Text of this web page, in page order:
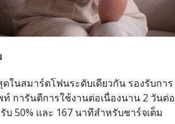
ในสมาร์ตโฟนระดับเดียวกัน รองรับการ
การันตีการใช้งานต่อเนื่องนาน 2 วันต่อ
บ 50% และ 167 นาทีสำหรับชาร์จเต็ม